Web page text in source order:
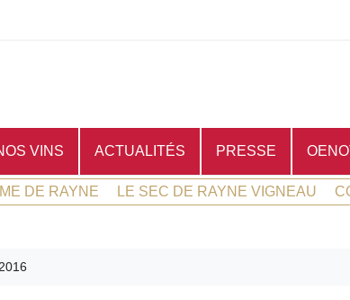
VINS ACTUALITÉS PRESSE
DE RAYNE LE SEC DE RAYNE VIGNEAU